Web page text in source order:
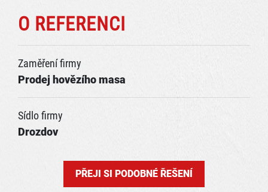
O REFERENCI
Zaměření firmy
Prodej hovězího masa
Sídlo firmy
Drozdov
PŘEJI SI PODOBNÉ ŘEŠENÍ